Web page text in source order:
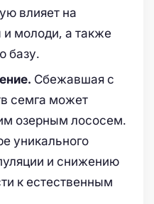
влияет на
молоди, а также
базу.
Сбежавшая с
семга может
озерным лососем.
уникального
и снижению
к естественным